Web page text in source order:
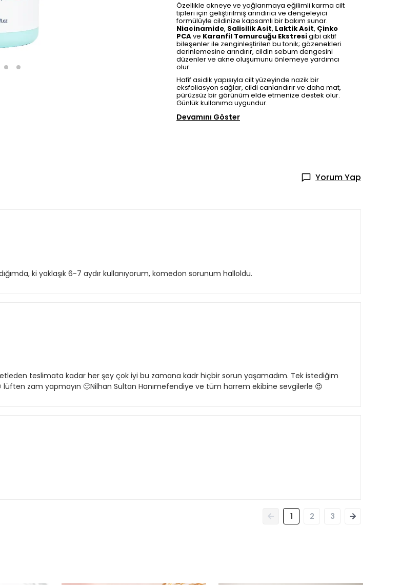
Özellikle akneye ve yağlanmaya eğilimli karma cilt
tipleri için geliştirilmiş arındırıcı ve dengeleyici
formülüyle cildinize kapsamlı bir bakım sunar.
Niacinamide, Salisilik Asit, Laktik Asit, Çinko
PCAve Karanfil Tomurcuğu Ekstresigibi aktif
bileşenler ile zenginleştirilen bu tonik; gözenekleri
derinlemesine arındırır, cildin sebum dengesini
düzenler ve akne oluşumunu önlemeye yardımcı
olur.
Hafif asidik yapısıyla cilt yüzeyinde nazik bir
eksfoliasyon sağlar, cildi canlandırır ve daha mat,
pürüzsüz bir görünüm elde etmenize destek olur.
Günlük kullanıma uygundur.
Devamını Göster
Yorum Yap
ki yaklaşık 6-7 aydır kullanıyorum, komedon sorunum halloldu.
teslimata kadar her şey çok iyi bu zamana kadr hiçbir sorun yaşamadım. Tek istediğim
lüften zam yapmayın 🙂Nilhan Sultan Hanımefendiye ve tüm harrem ekibine sevgilerle 😍
1 2 3